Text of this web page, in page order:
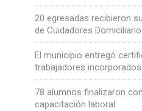
20 egresadas recibieron
de Cuidadores
El municipio entregó
trabajadores
78 alumnos finalizaron
capacitación laboral